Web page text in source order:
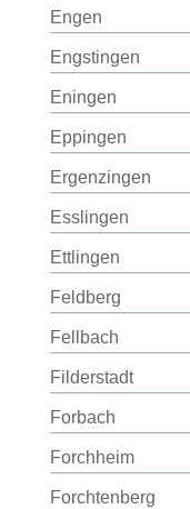
Engen
Engstingen
Eningen
Eppingen
Ergenzingen
Esslingen
Ettlingen
Feldberg
Fellbach
Filderstadt
Forbach
Forchheim
Forchtenberg